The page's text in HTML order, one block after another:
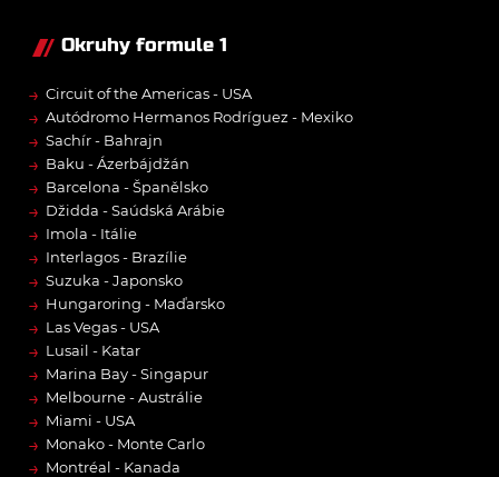
Okruhy formule 1
→ Circuit of the Americas - USA
→ Autódromo Hermanos Rodríguez - Mexiko
→ Sachír - Bahrajn
→ Baku - Ázerbájdžán
→ Barcelona - Španělsko
→ Džidda - Saúdská Arábie
→ Imola - Itálie
→ Interlagos - Brazílie
→ Suzuka - Japonsko
→ Hungaroring - Maďarsko
→ Las Vegas - USA
→ Lusail - Katar
→ Marina Bay - Singapur
→ Melbourne - Austrálie
→ Miami - USA
→ Monako - Monte Carlo
→ Montréal - Kanada